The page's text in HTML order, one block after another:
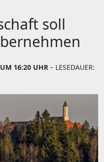
soll
16:20 UHR – LESEDAUER: